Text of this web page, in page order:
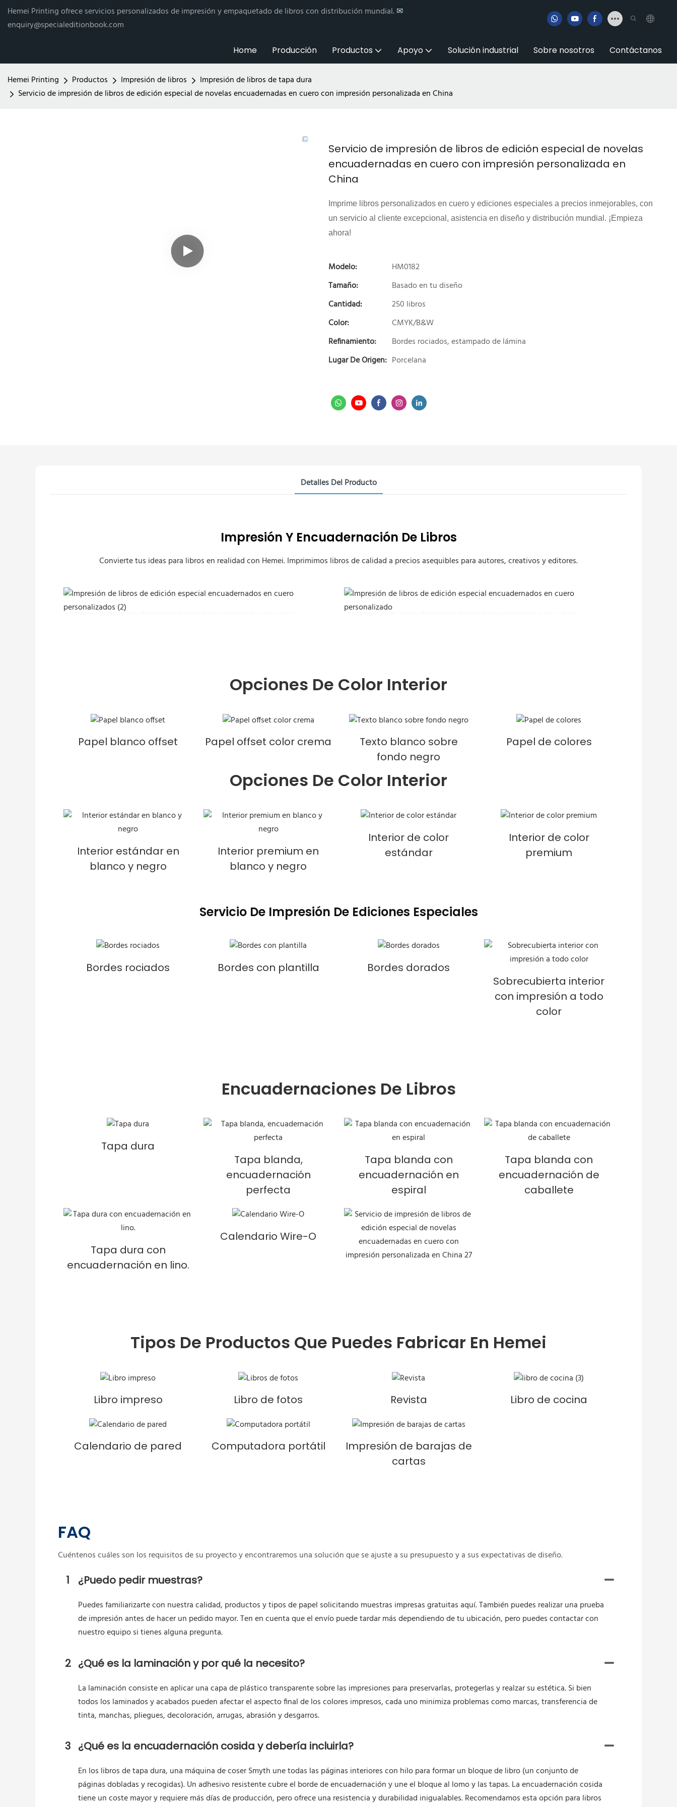
Hemei Printing ofrece servicios personalizados de impresión y empaquetado de libros con distribución mundial. ✉
enquiry@specialeditionbook.com
Home Producción Productos Apoyo Solución industrial Sobre nosotros Contáctanos
Hemei Printing Productos Impresión de libros
Impresión de libros de tapa dura
Servicio de impresión de libros de edición especial de novelas encuadernadas en cuero con impresión personalizada en China
Servicio de impresión de libros de edición especial de novelas
encuadernadas en cuero con impresión personalizada en
China
Imprime libros personalizados en cuero y ediciones especiales a precios inmejorables, con
un servicio al cliente excepcional, asistencia en diseño y distribución mundial. ¡Empieza
ahora!
Modelo:
HM0182
Tamaño:
Basado en tu diseño
Cantidad:
250 libros
Color:
CMYK/B&W
Refinamiento:
Bordes rociados, estampado de lámina
Lugar De Origen: Porcelana
Detalles Del Producto
Impresión Y Encuadernación De Libros
Convierte tus ideas para libros en realidad con Hemei. Imprimimos libros de calidad a precios asequibles para autores, creativos y editores.
Impresión de libros de edición especial encuadernados en cuero
Impresión de libros de edición especial encuadernados en cuero
Opciones De Color Interior
Papel blanco offset Papel offset color crema
Texto blanco sobre
fondo negro
Papel de colores
Opciones De Color Interior
Interior estándar en
blanco y negro
Interior premium en
blanco y negro
Interior de color
estándar
Interior de color
premium
Servicio De Impresión De Ediciones Especiales
Bordes rociados Bordes con plantilla
Bordes dorados
Sobrecubierta interior
con impresión a todo
color
Encuadernaciones De Libros
Tapa dura
Tapa blanda,
encuadernación
perfecta
Tapa blanda con
encuadernación en
espiral
Tapa blanda con
encuadernación de
caballete
Tapa dura con
encuadernación en lino.
Calendario Wire-O
Tipos De Productos Que Puedes Fabricar En Hemei
Libro impreso Libro de fotos Revista Libro de cocina
Calendario de pared Computadora portátil
Impresión de barajas de
cartas
FAQ
Cuéntenos cuáles son los requisitos de su proyecto y encontraremos una solución que se ajuste a su presupuesto y a sus expectativas de diseño.
1 ¿Puedo pedir muestras?
Puedes familiarizarte con nuestra calidad, productos y tipos de papel solicitando muestras impresas gratuitas aquí. También puedes realizar una prueba
de impresión antes de hacer un pedido mayor. Ten en cuenta que el envío puede tardar más dependiendo de tu ubicación, pero puedes contactar con
nuestro equipo si tienes alguna pregunta.
2 ¿Qué es la laminación y por qué la necesito?
La laminación consiste en aplicar una capa de plástico transparente sobre las impresiones para preservarlas, protegerlas y realzar su estética. Si bien
todos los laminados y acabados pueden afectar el aspecto final de los colores impresos, cada uno minimiza problemas como marcas, transferencia de
tinta, manchas, pliegues, decoloración, arrugas, abrasión y desgarros.
3 ¿Qué es la encuadernación cosida y debería incluirla?
En los libros de tapa dura, una máquina de coser Smyth une todas las páginas interiores con hilo para formar un bloque de libro (un conjunto de
páginas dobladas y recogidas). Un adhesivo resistente cubre el borde de encuadernación y une el bloque al lomo y las tapas. La encuadernación cosida
tiene un coste mayor y requiere más días de producción, pero ofrece una resistencia y durabilidad inigualables. Recomendamos esta opción para libros